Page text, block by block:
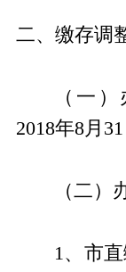
二、缴存调
（一
2018年8月31
（二）
1、市